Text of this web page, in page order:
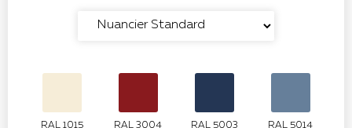
RAL 1015 RAL 3004 RAL 5003 RAL 5014